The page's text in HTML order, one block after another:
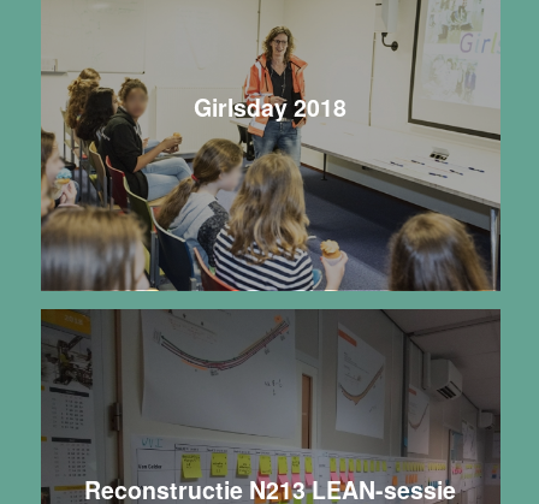
Girlsday 2018
Reconstructie N213 LEAN-sessie